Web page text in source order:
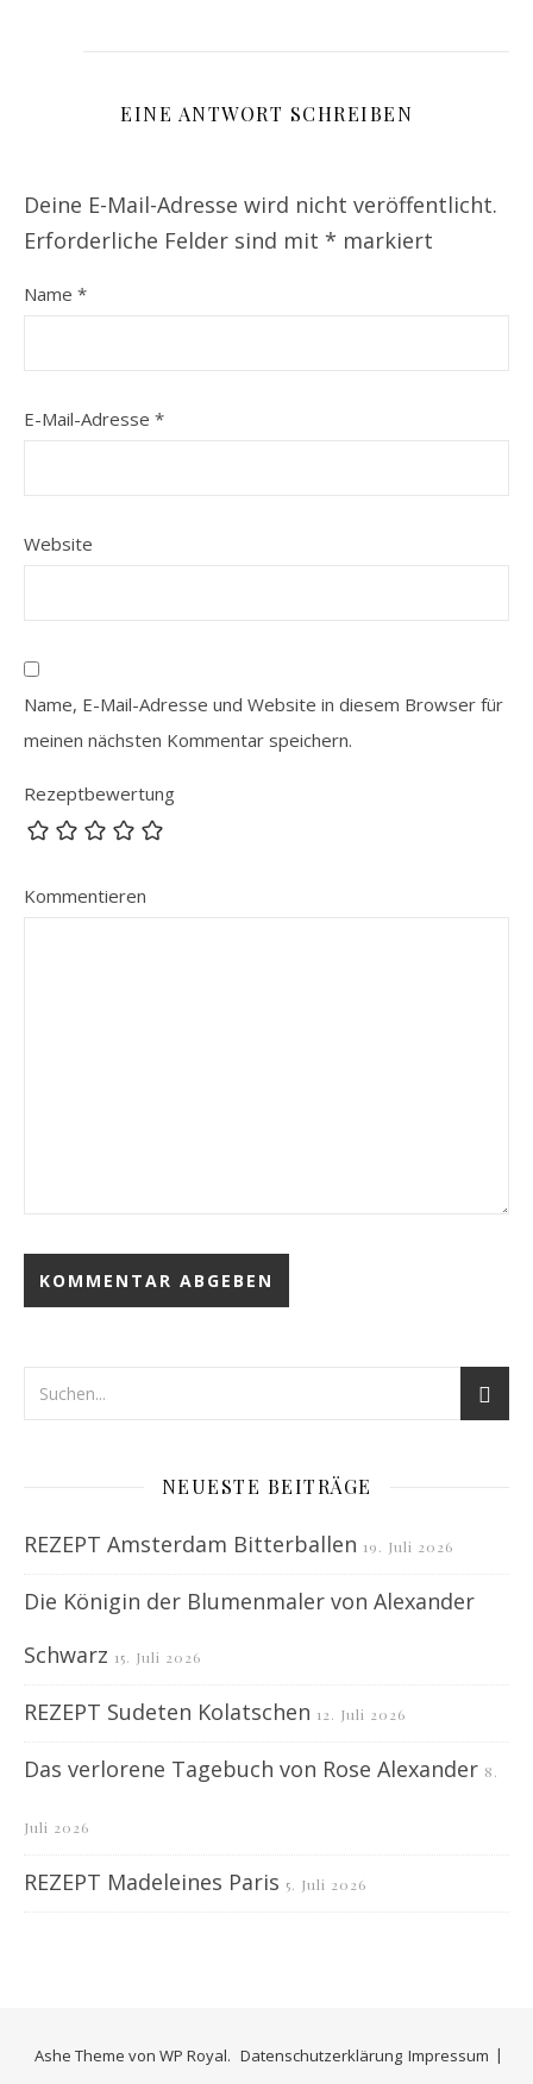
EINE ANTWORT SCHREIBEN
Deine E-Mail-Adresse wird nicht veröffentlicht.
Erforderliche Felder sind mit * markiert
Name *
E-Mail-Adresse *
Website
Name, E-Mail-Adresse und Website in diesem Browser für
meinen nächsten Kommentar speichern.
Rezeptbewertung
Kommentieren
NEUESTE BEITRÄGE
REZEPT Amsterdam Bitterballen 19. Juli 2026
Die Königin der Blumenmaler von Alexander
Schwarz 15. Juli 2026
REZEPT Sudeten Kolatschen 12. Juli 2026
Das verlorene Tagebuch von Rose Alexander 8.
Juli 2026
REZEPT Madeleines Paris 5. Juli 2026
Datenschutzerklärung Impressum
Ashe Theme von WP Royal.